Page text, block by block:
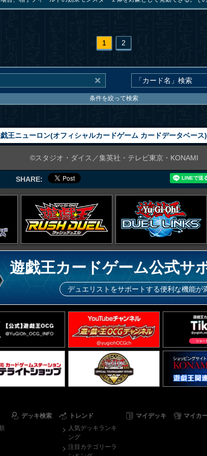
1 2
条件を絞って検索
王ニューロン(オフィシャルカードゲーム カードデータベース
©スタジオ・ダイス／集英社・テレビ東京・KONAMI
SHARE:
遊戯王カードゲーム公式サ
デュエリストをサポートする便利な機能が
デッキ検索
トレンド
人気デッキランキ
ング
注目カテゴリーラ
マイデッキ マイカ